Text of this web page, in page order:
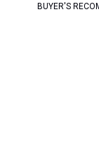
BUYER'S